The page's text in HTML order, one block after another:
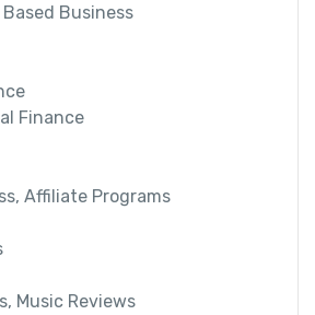
Business
Finance
Affiliate Programs
Music Reviews